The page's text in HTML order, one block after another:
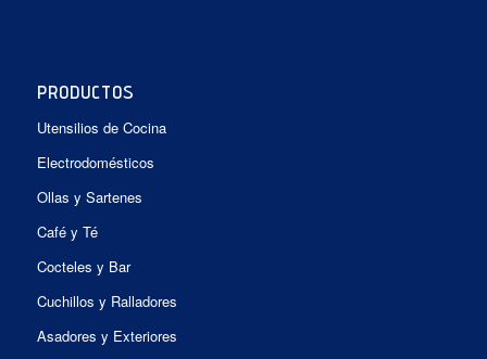
PRODUCTOS
Utensilios de Cocina
Electrodomésticos
Ollas y Sartenes
Café y Té
Cocteles y Bar
Cuchillos y Ralladores
Asadores y Exteriores